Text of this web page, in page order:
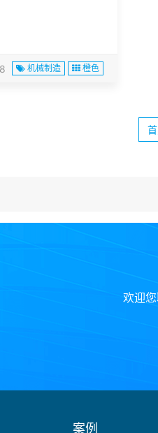
机械制造 橙色
欢迎
案例